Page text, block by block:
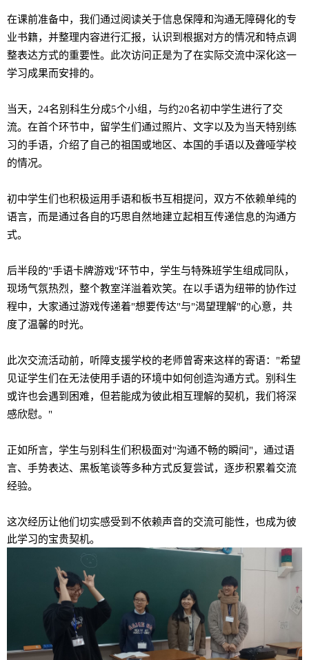
在课前准备中，我们 通过阅读关于信息保障和沟通无障碍化的专
业书籍，并整理内容进行汇报， 认识到根据对方的情况和特点调
整表达方式的重要性。此次访问 正是为了在实际交流中深化这一
学习成果而安排的。
当天， 24名别科生分成5个小组 ，与约20名初中学生进行了交
流。在首个环节中，留学生们 通过照片、文字以及为当天特别 练
习的手语，介绍了自己的祖国或地区、本国的手语以及聋哑学校
的情况。
初中学生们 也积极运用手语和板书互相提问 ，双方不依赖单纯的
语言，而是通过各自的巧思自然地建立起相互传递信息的沟通方
式。
后半段的"手语卡牌游戏"环节中，学生与特殊班学生组 成同 队，
现场气氛热烈，整个教室洋溢着欢笑。在以手语为纽带的协作过
程中，大家通过游戏传递着"想要传达"与"渴望理解"的心意，共
度了温馨的时光。
此次交流活动前，听障支援学校的老师曾寄来这样的寄语： "希望
见证学生们 在无法使用手语的环境中如何创 造沟通方式。别科生
或许也会遇到困难，但若能成为彼此相互理解的契机，我们 将深
感欣慰。 "
正如所言，学生与别科生们积极面对"沟通不畅的瞬间 "，通过语
言、手势表达、黑板笔谈等多种方式反复尝试，逐步积累着交流
经验。
这次经历让他们切实感受到不依赖声音的交流可能性，也成为彼
此学习的宝贵契机。